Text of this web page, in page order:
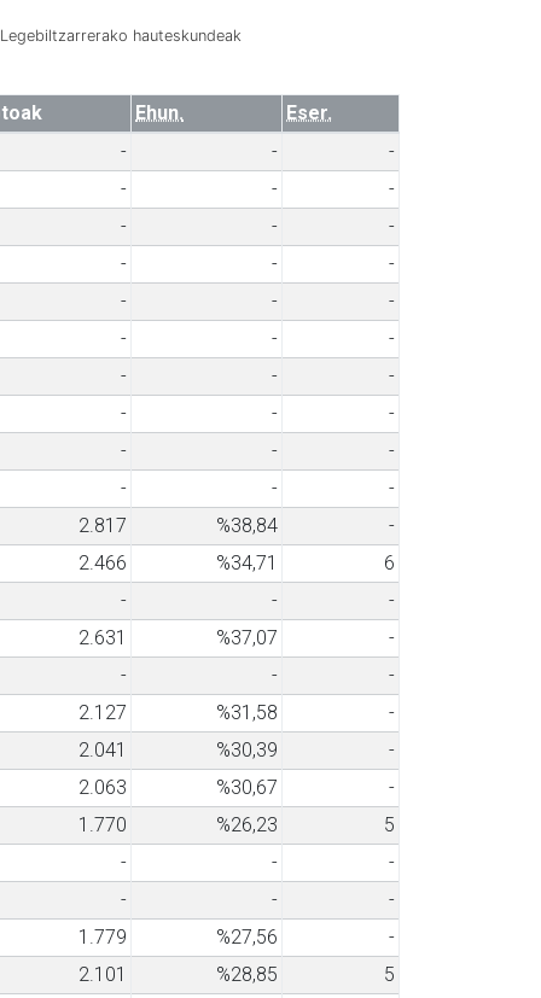
hauteskundeak
Ehun.
Eser.
- -
-
- -
-
- -
-
- -
-
- -
-
- -
-
- -
-
- -
-
- -
-
- -
-
2.817 %38,84
-
2.466 %34,71
6
- -
-
2.631 %37,07
-
- -
-
2.127 %31,58
-
2.041 %30,39
-
2.063 %30,67
-
1.770 %26,23
5
- -
-
- -
-
1.779 %27,56
-
2.101 %28,85
5